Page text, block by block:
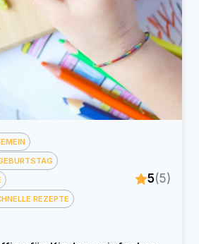
REZEPTE
5(5)